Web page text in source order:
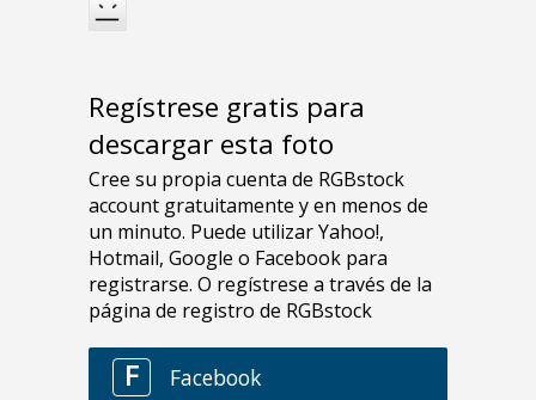
Regístrese gratis para
descargar esta foto